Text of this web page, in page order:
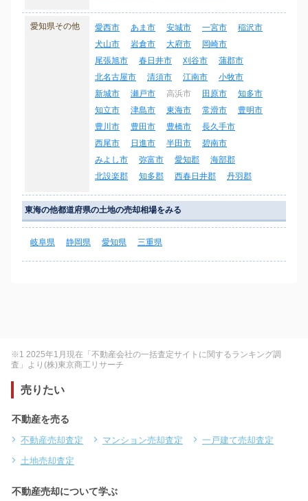
愛知県その他 愛西市 あま市 安城市 一宮市
稲沢市
犬山市
岩倉市 大府市
岡崎市
尾張旭市
春日井市 刈谷市
蒲郡市
北名古屋市
清須市 江南市
小牧市
新城市
瀬戸市 高浜市 田原市
知多市
知立市
津島市 東海市 常滑市
豊明市
豊川市
豊田市 豊橋市
長久手市
西尾市
日進市 半田市
碧南市
みよし市
弥富市 愛知郡
海部郡
北設楽郡
知多郡 西春日井郡 丹羽郡
東海の他都道府県の土地の売却相場をみる
岐阜県 静岡県 愛知県 三重県
※1 2025年1月現在「不動産会社の一括査定サイトに関するランキング調
査」より(株)東京商工リサーチ
売りたい
不動産を売る
不動産売却査定 マンション売却査定
一戸建て売却査定
土地売却査定
不動産売却について学ぶ